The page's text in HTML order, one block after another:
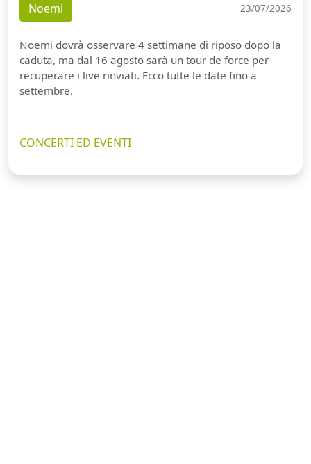
Noemi 23/07/2026
Noemi dovrà osservare 4 settimane di riposo dopo la
caduta, ma dal 16 agosto sarà un tour de force per
recuperare i live rinviati. Ecco tutte le date fino a
settembre.
CONCERTI ED EVENTI